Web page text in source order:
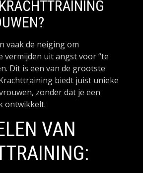
vaak de neiging om
vermijden uit angst voor “te
Dit is een van de grootste
biedt juist unieke
zonder dat je een
ontwikkelt.
VAN